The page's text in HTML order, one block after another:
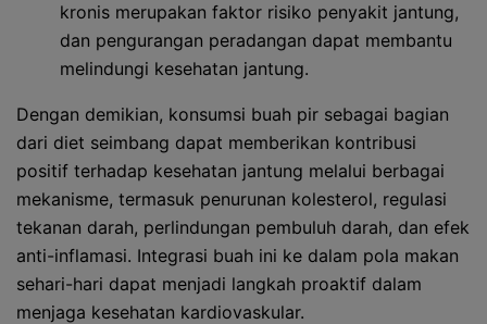
kronis merupakan faktor risiko penyakit jantung,
dan pengurangan peradangan dapat membantu
melindungi kesehatan jantung.
Dengan demikian, konsumsi buah pir sebagai bagian
dari diet seimbang dapat memberikan kontribusi
positif terhadap kesehatan jantung melalui berbagai
mekanisme, termasuk penurunan kolesterol, regulasi
tekanan darah, perlindungan pembuluh darah, dan efek
anti-inflamasi. Integrasi buah ini ke dalam pola makan
sehari-hari dapat menjadi langkah proaktif dalam
menjaga kesehatan kardiovaskular.